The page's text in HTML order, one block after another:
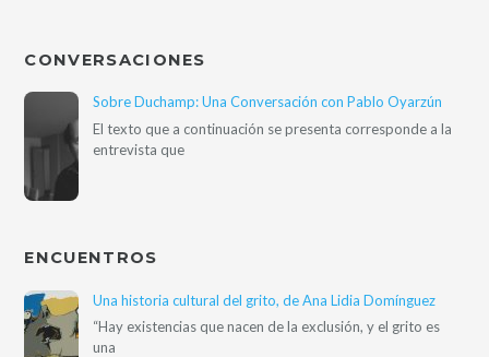
CONVERSACIONES
Sobre Duchamp: Una Conversación con Pablo Oyarzún
El texto que a continuación se presenta corresponde a la
entrevista que
ENCUENTROS
Una historia cultural del grito, de Ana Lidia Domínguez
“Hay existencias que nacen de la exclusión, y el grito es
una